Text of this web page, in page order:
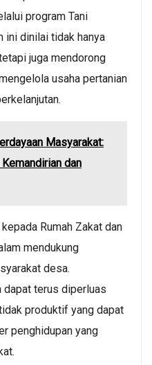
program Tani
ini dinilai tidak hanya
juga mendorong
usaha pertanian
Masyarakat:
dan
Rumah Zakat dan
mendukung
desa.
dapat terus diperluas
produktif yang dapat
penghidupan yang